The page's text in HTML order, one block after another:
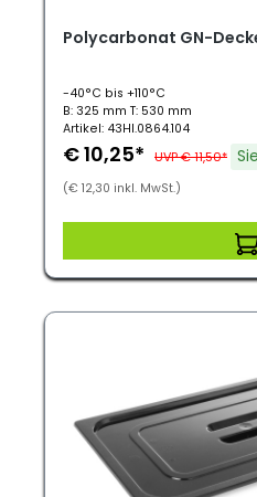
Polycarbonat GN-
-40°C bis +110°C
B: 325 mm T: 530 mm
Artikel: 43HI.0864.104
€ 10,25* UVP € 11,50*
(€ 12,30 inkl. MwSt.)